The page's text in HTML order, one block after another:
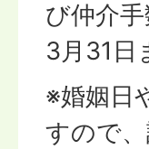
び仲介
3月31日
※婚姻日
すので